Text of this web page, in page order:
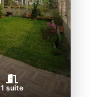
1 suíte